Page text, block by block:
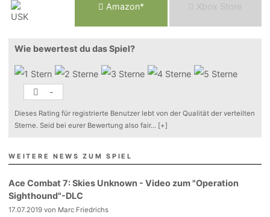
Amazon* Xbox Store
Wie bewertest du das Spiel?
-
Dieses Rating für registrierte Benutzer lebt von der Qualität der verteilten
Sterne. Seid bei eurer Bewertung also fair... [+]
WEITERE NEWS ZUM SPIEL
Ace Combat 7: Skies Unknown - Video zum "Operation
Sighthound"-DLC
17.07.2019 von Marc Friedrichs